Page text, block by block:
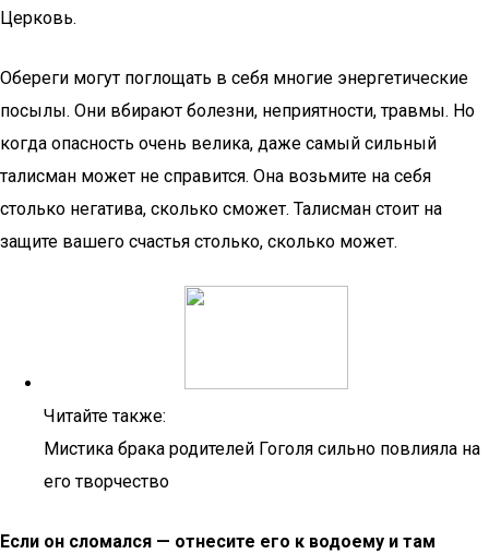
Церковь.
Обереги могут поглощать в себя многие энергетические
посылы. Они вбирают болезни, неприятности, травмы. Но
когда опасность очень велика, даже самый сильный
талисман может не справится. Она возьмите на себя
столько негатива, сколько сможет. Талисман стоит на
защите вашего счастья столько, сколько может.
Читайте также:
Мистика брака родителей Гоголя сильно повлияла на
его творчество
Если он сломался — отнесите его к водоему и там